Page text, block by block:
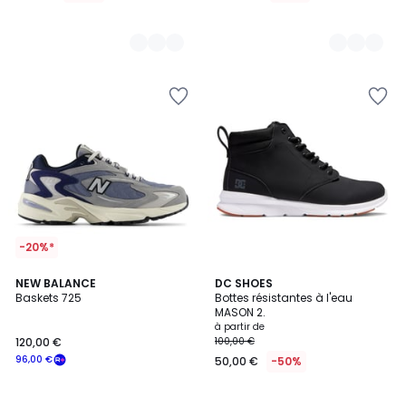
-20%*
NEW BALANCE
Baskets 725
96,00 €
120,00 €
DC SHOES
Bottes résistantes à l'eau
MASON 2.
à partir de
100,00 €
50,00 € -50%
4
/
5
8
Couleurs